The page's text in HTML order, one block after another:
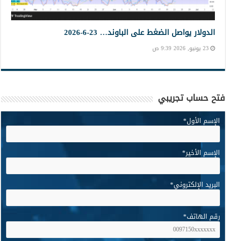
الدولار يواصل الضغط على الباوند… 23-6-2026
23 يونيو, 2026 9:39 ص
فتح حساب تجريبي
الإسم الأول*
الإسم الأخير*
البريد الإلكتروني*
رقم الهاتف*